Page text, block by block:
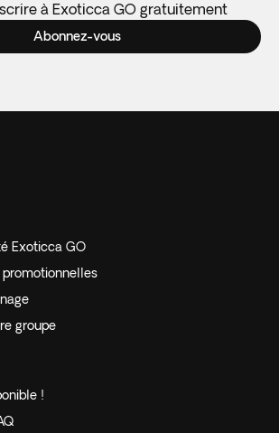
à Exoticca GO gratuitement
Abonnez-vous
Exoticca GO
groupe
!